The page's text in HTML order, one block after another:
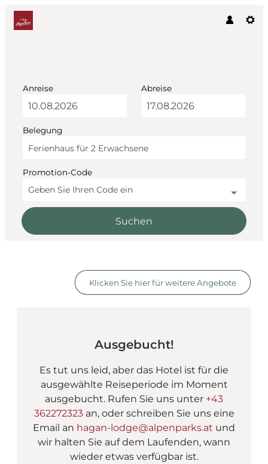
Anreise Abreise
Belegung
Ferienhaus für 2 Erwachsene
Promotion-Code
Geben Sie Ihren Code ein
Suchen
AlpenParks Hagan
Klicken Sie hier für weitere Angebote
Ausgebucht!
Es tut uns leid, aber das Hotel ist für die
ausgewählte Reiseperiode im Moment
ausgebucht. Rufen Sie uns unter +43
362272323an, oder schreiben Sie uns eine
Email an hagan-lodge@alpenparks.at und
wir halten Sie auf dem Laufenden, wann
wieder etwas verfügbar ist.